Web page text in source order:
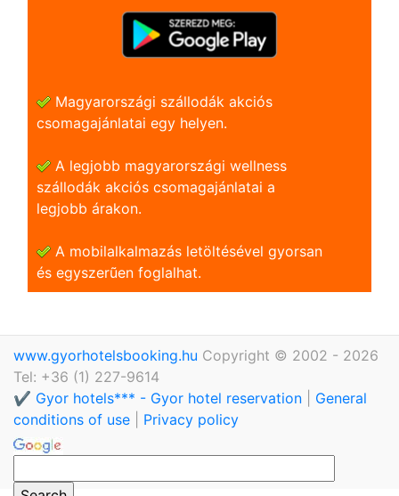
Magyarországi szállodák akciós
csomagajánlatai egy helyen.
A legjobb magyarországi wellness
szállodák akciós csomagajánlatai a
legjobb árakon.
A mobilalkalmazás letöltésével gyorsan
és egyszerũen foglalhat.
www.gyorhotelsbooking.hu Copyright © 2002 - 2026
Tel: +36 (1) 227-9614
✔️ Gyor hotels*** - Gyor hotel reservation
General
conditions of use
Privacy policy